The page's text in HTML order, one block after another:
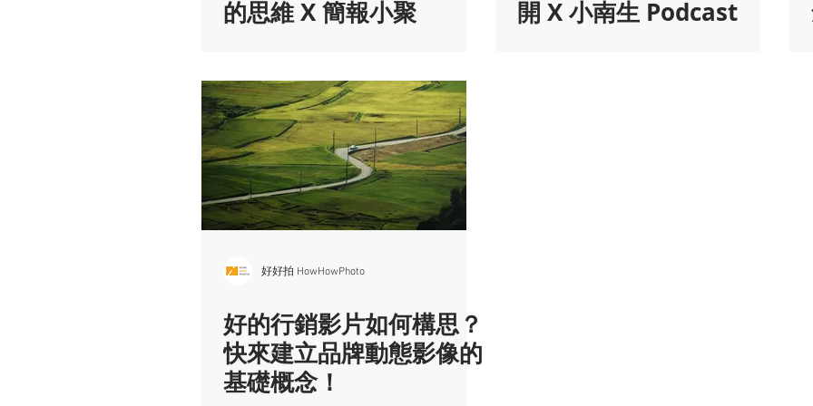
的思維 X 簡報小聚 開 X 小南生 Podcast
好好拍 HowHowPhoto
好的行銷影片如何構思？
快來建立品牌動態影像的
基礎概念！